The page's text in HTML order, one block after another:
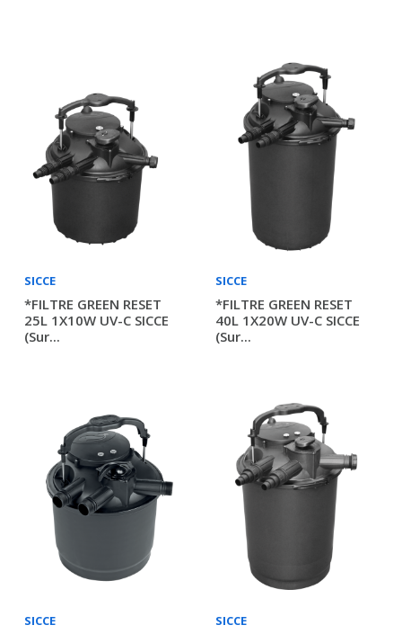
SICCE
*FILTRE GREEN RESET
25L 1X10W UV-C SICCE
(sur...
SICCE
*FILTRE GREEN RESET
40L 1X20W UV-C SICCE
(sur...
SICCE SICCE